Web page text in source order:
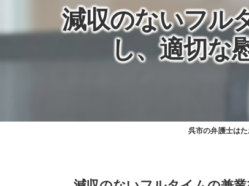
減収のないフル
し、適切な
呉市の弁護士は